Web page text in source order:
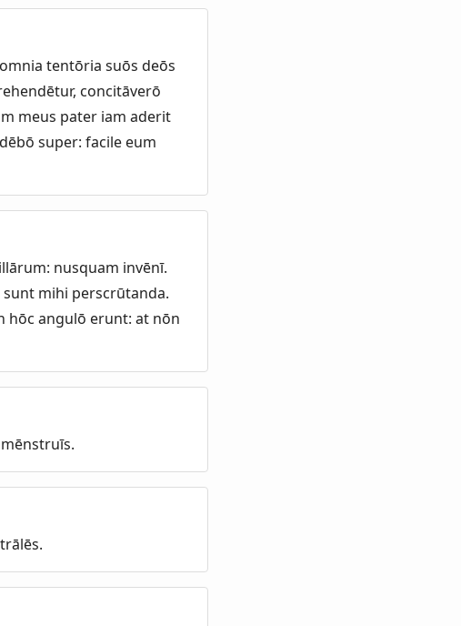
tentōria suōs deōs
concitāverō
meus pater iam aderit
super: facile eum
nusquam invēnī.
sunt mihi perscrūtanda.
hōc angulō erunt: at nōn